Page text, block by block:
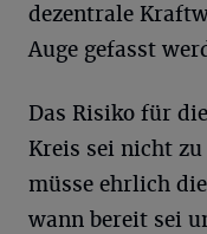
dezentrale
Auge gefasst
Das Risiko für
Kreis sei nicht
müsse ehrlich
wann bereit sei